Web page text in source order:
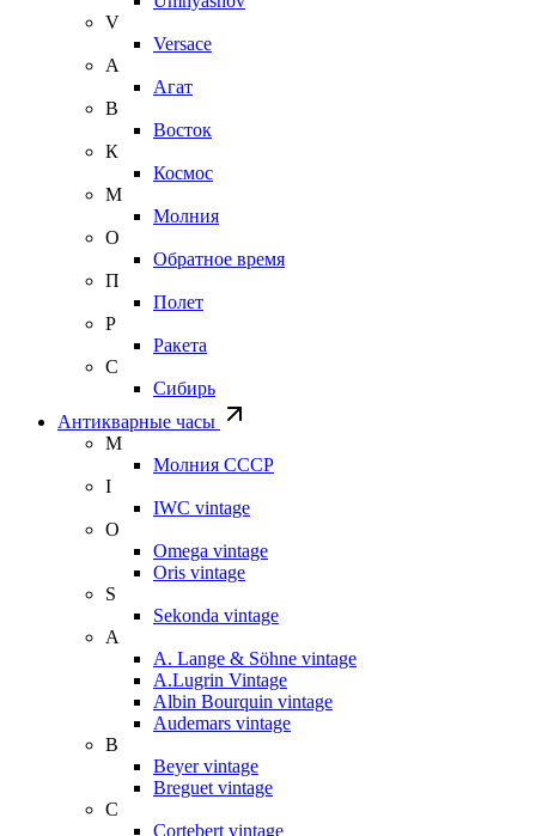
V
Versace
А
Агат
В
Восток
К
Космос
М
Молния
О
Обратное время
П
Полет
Р
Ракета
С
Сибирь
Антикварные часы
М
Молния СССР
I
IWC vintage
O
Omega vintage
Oris vintage
S
Sekonda vintage
A
A. Lange & Söhne vintage
A.Lugrin Vintage
Albin Bourquin vintage
Audemars vintage
B
Beyer vintage
Breguet vintage
C
Cortebert vintage